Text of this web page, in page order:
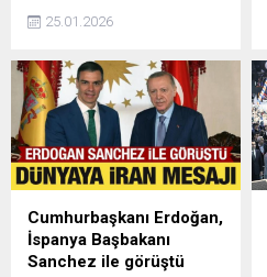
nedeniyle Fransa’daki
kararı aldı. Şirket, ülkede
bulunan 105 mağazasından
100’ünü sektördeki dört
büyük rakibine devretmeye
hazırlanırken, yüzlerce
çalışanın işini kaybetme
ihtimalini gündeme getirdi.
25.01.2026
Cumhurbaşkanı Erdoğan,
İspanya Başbakanı
Sanchez ile görüştü